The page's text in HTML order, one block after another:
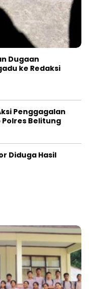
Dugaan
ke Redaksi
Penggagalan
Polres Belitung
Diduga Hasil